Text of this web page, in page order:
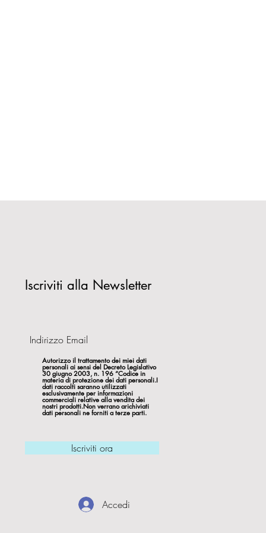
Iscriviti alla Newsletter
Autorizzo il trattamento dei miei dati
personali ai sensi del Decreto Legislativo
30 giugno 2003, n. 196 “Codice in
materia di protezione dei dati personali.I
dati raccolti saranno utilizzati
esclusivamente per informazioni
commerciali relative alla vendita dei
nostri prodotti.Non verrano arichiviati
dati personali ne forniti a terze parti.
Iscriviti ora
Accedi